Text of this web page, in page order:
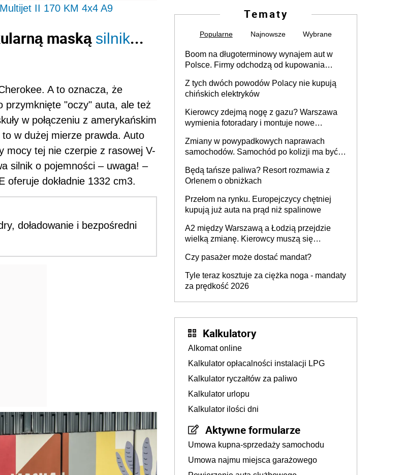
II 170 KM 4x4 A9
maską silnik...
A to oznacza, że
przymknięte "oczy" auta, ale też
w połączeniu z amerykańskim
w dużej mierze prawda. Auto
mocy tej nie czerpie z rasowej V-
silnik o pojemności – uwaga! –
oferuje dokładnie 1332 cm3.
doładowanie i bezpośredni
Tematy
Popularne Najnowsze Wybrane
Boom na długoterminowy wynajem aut w
Polsce. Firmy odchodzą od kupowania
Z tych dwóch powodów Polacy nie kupują
chińskich elektryków
Kierowcy zdejmą nogę z gazu? Warszawa
wymienia fotoradary i montuje nowe
Zmiany w powypadkowych naprawach
samochodów. Samochód po kolizji ma być
technologią producenta
Będą tańsze paliwa? Resort rozmawia z
Orlenem o obniżkach
Przełom na rynku. Europejczycy chętniej
kupują już auta na prąd niż spalinowe
A2 między Warszawą a Łodzią przejdzie
wielką zmianę. Kierowcy muszą się
Czy pasażer może dostać mandat?
Tyle teraz kosztuje za ciężka noga - mandaty
za prędkość 2026
Kalkulatory
Alkomat online
Kalkulator opłacalności instalacji LPG
Kalkulator ryczałtów za paliwo
Kalkulator urlopu
Kalkulator ilości dni
Aktywne formularze
Umowa kupna-sprzedaży samochodu
Umowa najmu miejsca garażowego